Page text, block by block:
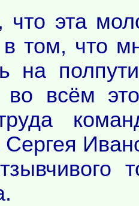
эта
том, что
на
во всём
Сергея